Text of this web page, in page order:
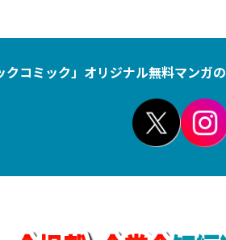
クコミック」オリジナル無料マンガの